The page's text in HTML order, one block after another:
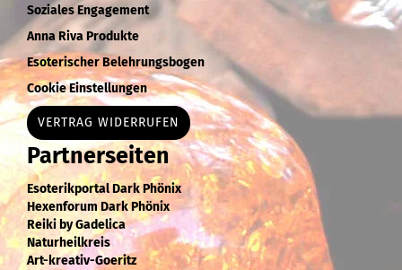
Soziales Engagement
Anna Riva Produkte
Esoterischer Belehrungsbogen
Cookie Einstellungen
VERTRAG WIDERRUFEN
Partnerseiten
Esoterikportal Dark Phönix
Hexenforum Dark Phönix
Reiki by Gadelica
Naturheilkreis
Art-kreativ-Goeritz